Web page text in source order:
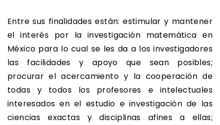
Entre sus finalidades están: estimular y mantener
el interés por la investigación matemática en
México para lo cual se les da a los investigadores
las facilidades y apoyo que sean posibles;
procurar el acercamiento y la cooperación de
todas y todos los profesores e intelectuales
interesados en el estudio e investigación de las
ciencias exactas y disciplinas afines a ellas;